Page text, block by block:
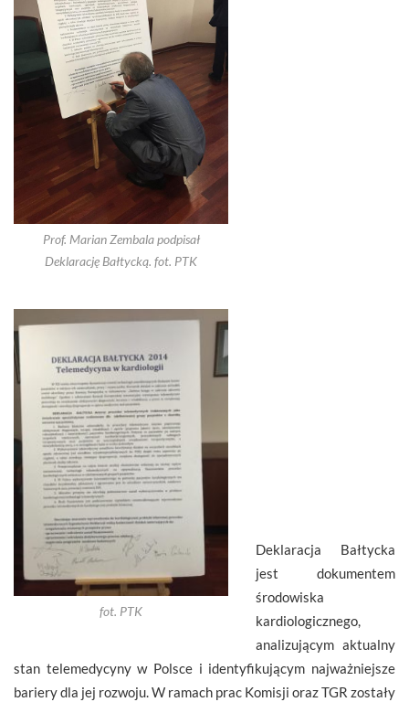
Prof. Marian Zembala podpisał
Deklarację Bałtycką. fot. PTK
fot. PTK
Deklaracja Bałtycka
jest dokumentem
środowiska
kardiologicznego,
analizującym aktualny
stan telemedycyny w Polsce i identyfikującym najważniejsze
bariery dla jej rozwoju. W ramach prac Komisji oraz TGR zostały